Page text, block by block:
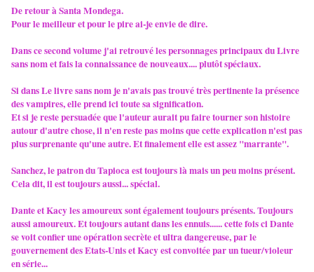
De retour à Santa Mondega.
Pour le meilleur et pour le pire ai-je envie de dire.
Dans ce second volume j'ai retrouvé les personnages principaux du Livre
sans nom et fais la connaissance de nouveaux.... plutôt spéciaux.
Si dans Le livre sans nom je n'avais pas trouvé très pertinente la présence
des vampires, elle prend ici toute sa signification.
Et si je reste persuadée que l'auteur aurait pu faire tourner son histoire
autour d'autre chose, il n'en reste pas moins que cette explication n'est pas
plus surprenante qu'une autre. Et finalement elle est assez "marrante".
Sanchez, le patron du Tapioca est toujours là mais un peu moins présent.
Cela dit, il est toujours aussi... spécial.
Dante et Kacy les amoureux sont également toujours présents. Toujours
aussi amoureux. Et toujours autant dans les ennuis...... cette fois ci Dante
se voit confier une opération secrète et ultra dangereuse, par le
gouvernement des Etats-Unis et Kacy est convoitée par un tueur/violeur
en série...